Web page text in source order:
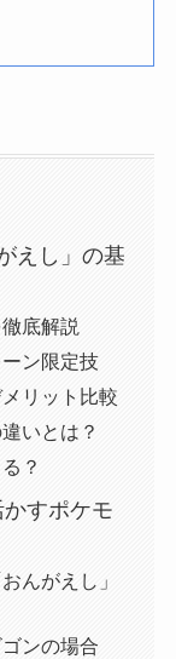
えし」の基
底解説
ン限定技
リット比較
いとは？
？
かすポケモ
んがえし」
ンの場合